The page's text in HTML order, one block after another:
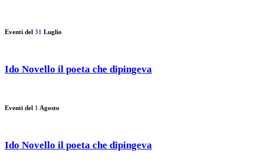
Eventi del 31 Luglio
Ido Novello il poeta che dipingeva
Eventi del 1 Agosto
Ido Novello il poeta che dipingeva